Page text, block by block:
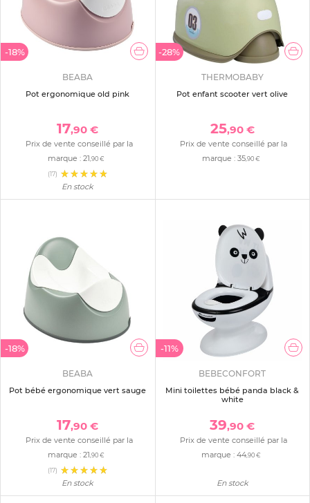
-18%
BEABA
Pot ergonomique old pink
17,90 €
Prix de vente conseillé par la
marque :21,90 €
(17)
En stock
-28%
THERMOBABY
Pot enfant scooter vert olive
25,90 €
Prix de vente conseillé par la
marque : 35,90 €
-18%
BEABA
Pot bébé ergonomique vert sauge
17,90 €
Prix de vente conseillé par la
marque :21,90 €
(17)
En stock
-11%
BEBECONFORT
Mini toilettes bébé panda black &
white
39,90 €
Prix de vente conseillé par la
marque : 44,90 €
En stock